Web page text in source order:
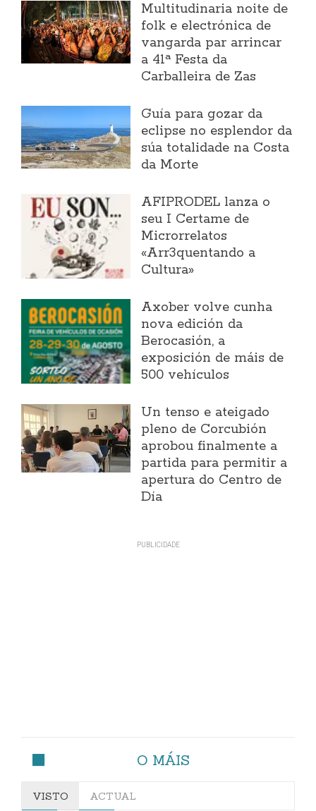
Multitudinaria noite de
folk e electrónica de
vangarda par arrincar
a 41ª Festa da
Carballeira de Zas
Guía para gozar da
eclipse no esplendor da
súa totalidade na Costa
da Morte
AFIPRODEL lanza o
seu I Certame de
Microrrelatos
«Arr3quentando a
Cultura»
Axober volve cunha
nova edición da
Berocasión, a
exposición de máis de
500 vehículos
Un tenso e ateigado
pleno de Corcubión
aprobou finalmente a
partida para permitir a
apertura do Centro de
Día
O MÁIS
VISTO ACTUAL